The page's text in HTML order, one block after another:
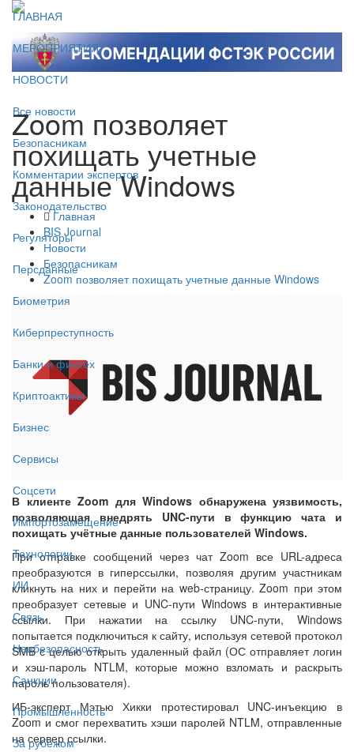
ГЛАВНАЯ
МЕРОПРИЯТИЯ
НОВОСТИ
Все новости
Безопасникам
Комментарии экспертов
Законодательство
Регуляторы
Персданные
Биометрия
Киберпреступность
Банки и финтех
Криптоактивы
Бизнес
Сервисы
Соцсети
Импортозамещение
Технологии
ИИ
Связь
Нацбезопасность
Санкции
Промышленность
За рубежом
Zoom позволяет
похищать учетные
данные Windows
Главная
BIS Journal
Новости
Безопасникам
Zoom позволяет похищать учетные данные Windows
В клиенте Zoom для Windows обнаружена уязвимость,
позволяющая внедрять UNC-пути в функцию чата и
похищать учётные данные пользователей Windows.
При отправке сообщений через чат Zoom все URL-адреса
преобразуются в гиперссылки, позволяя другим участникам
кликнуть на них и перейти на web-страницу. Zoom при этом
преобразует сетевые и UNC-пути Windows в интерактивные
ссылки. При нажатии на ссылку UNC-пути, Windows
попытается подключиться к сайту, используя сетевой протокол
SMB с целью открыть удаленный файл (ОС отправляет логин
и хэш-пароль NTLM, которые можно взломать и раскрыть
пароль пользователя).
ИБ-эксперт Мэтью Хикки протестировал UNC-инъекцию в
Zoom и смог перехватить хэши паролей NTLM, отправленные
на сервер ссылки.